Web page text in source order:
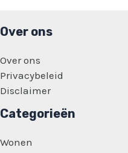
Over ons
Over ons
Privacybeleid
Disclaimer
Categorieën
Wonen